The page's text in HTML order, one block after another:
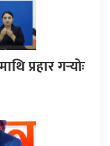
प्रहार गर्‍योः